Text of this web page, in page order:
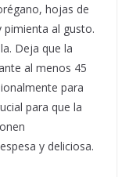
hojas de
pimienta al gusto.
Deja que la
al menos 45
para
para que la
y deliciosa.